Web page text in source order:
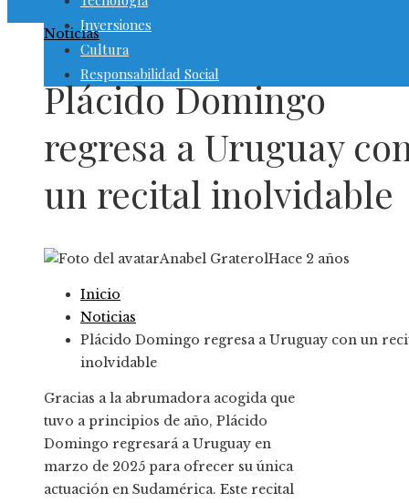
Inversiones
Cultura
Responsabilidad Social
Noticias
Plácido Domingo
regresa a Uruguay
un recital inolvidable
Anabel GraterolHace 2 años
Inicio
Noticias
Plácido Domingo regresa a Uruguay con un
inolvidable
Gracias a la abrumadora acogida que
tuvo a principios de año, Plácido
Domingo regresará a Uruguay en
marzo de 2025 para ofrecer su única
actuación en Sudamérica. Este recital